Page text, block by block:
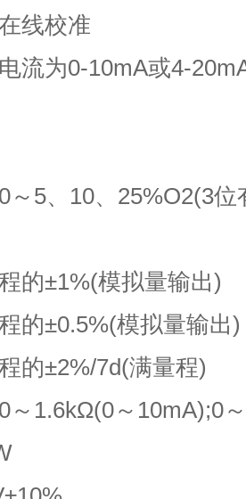
线校准
流为0-10mA或4-
～5、10、25%O2(3位
的±1%(模拟量输出)
的±0.5%(模拟量输出)
的±2%/7d(满量程)
～1.6kΩ(0～10mA);0